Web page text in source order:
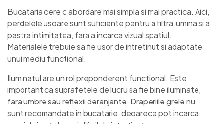
Bucataria cere o abordare mai simpla si mai practica. Aici,
perdelele usoare sunt suficiente pentru a filtra lumina si a
pastra intimitatea, fara a incarca vizual spatiul.
Materialele trebuie sa fie usor de intretinut si adaptate
unui mediu functional.
Iluminatul are un rol preponderent functional. Este
important ca suprafetele de lucru sa fie bine iluminate,
fara umbre sau reflexii deranjante. Draperiile grele nu
sunt recomandate in bucatarie, deoarece pot incarca